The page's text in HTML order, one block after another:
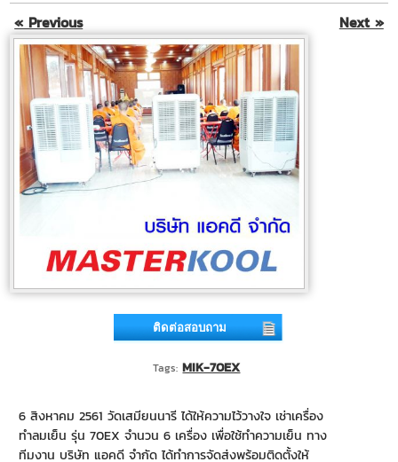
« Previous Next »
Tags: MIK-70EX
6 สิงหาคม 2561 วัดเสมียนนารี ได้ให้ความไว้วางใจ เช่าเครื่อง
ทำลมเย็น รุ่น 70EX จำนวน 6 เครื่อง เพื่อใช้ทำความเย็น ทาง
ทีมงาน บริษัท แอคดี จำกัด ได้ทำการจัดส่งพร้อมติดตั้งให้